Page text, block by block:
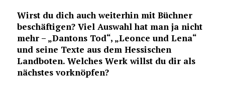
Wirst du dich auch weiterhin mit Büchner
beschäftigen? Viel Auswahl hat man ja nicht
mehr – „Dantons Tod“, „Leonce und Lena“
und seine Texte aus dem Hessischen
Landboten. Welches Werk willst du dir als
nächstes vorknöpfen?